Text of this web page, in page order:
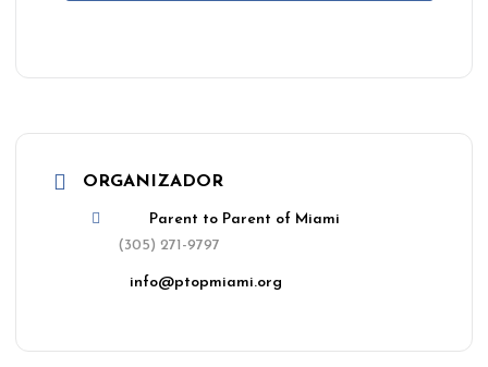
ORGANIZADOR
Parent to Parent of Miami
(305) 271-9797
info@ptopmiami.org